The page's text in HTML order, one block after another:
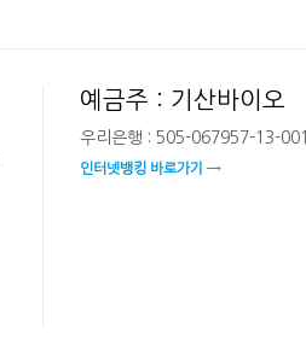
예금주 : 기산바이오
우리은행 : 505-067957-13-001
인터넷뱅킹 바로가기 →